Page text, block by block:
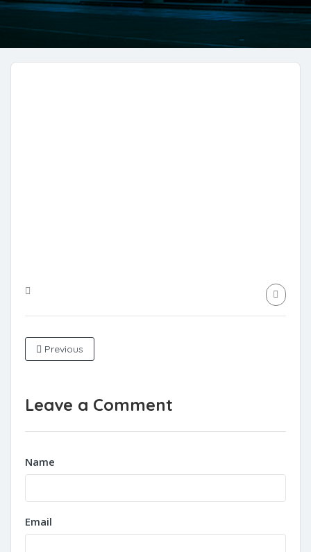
Previous
Leave a Comment
Name
Email